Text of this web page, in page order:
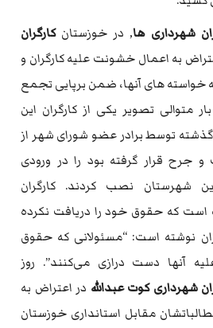
شهرداری ها, در خوزستانکارگران
به اعمال خشونت علیه کارگران و
های آنها، ضمن برپایی تجمع
متوالی تصویر یکی از کارگران این
توسط برادر عضو شورای شهر از
قرار گرفته بود را در ورودی
شهرستان نصب کردند. کارگران
خرمشهر ۶ ماه است که حقوق خود را دریافت نکرده
نوشته است: “مسئولانی که حقوق
آنها دست درازی می‌کنند”. روز
شهرداری کوت عبدالله در اعتراض به
مقابل استانداری خوزستان